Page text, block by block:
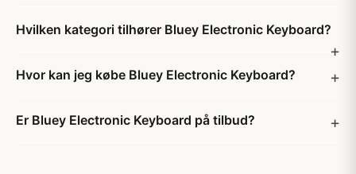
Hvilken kategori tilhører Bluey Electronic Keyboard?
Hvor kan jeg købe Bluey Electronic Keyboard?
Er Bluey Electronic Keyboard på tilbud?